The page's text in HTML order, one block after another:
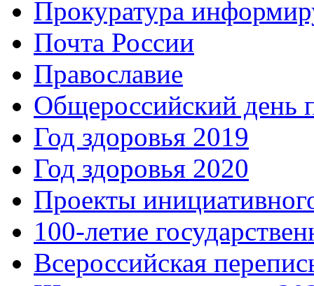
Прокуратура
Почта России
Православие
Общероссийский день
Год здоровья 2019
Год здоровья 2020
Проекты
100-летие
Всероссийская